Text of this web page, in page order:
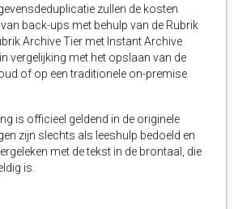
zullen de kosten
back-ups met behulp van de Rubrik
Archive Tier met Instant Archive
vergelijking met het opslaan van de
of op een traditionele on-premise
is officieel geldend in de originele
zijn slechts als leeshulp bedoeld en
met de tekst in de brontaal, die
is.